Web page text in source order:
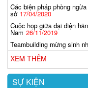
Các biện pháp phòng
sở 17/04/2020
Cuộc họp giữa đại diện
Nam 26/11/2019
Teambuilding mừng sinh
XEM THÊM
SỰ KIỆN